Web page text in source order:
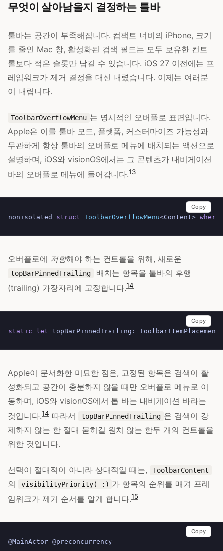
무엇이 살아남을지 결정하는 툴바
툴바는 공간이 부족해집니다. 컴팩트 너비의 iPhone, 크기
를 줄인 Mac 창, 활성화된 검색 필드는 모두 보유한 컨트
롤보다 적은 슬롯만 남길 수 있습니다. iOS 27 이전에는 프
레임워크가 제거 결정을 대신 내렸습니다. 이제는 여러분
이 내립니다.
ToolbarOverflowMenu 는 명시적인 오버플로 표면입니다.
Apple은 이를 툴바 모드, 플랫폼, 커스터마이즈 가능성과
무관하게 항상 툴바의 오버플로 메뉴에 배치되는 액션으로
설명하며, iOS와 visionOS에서는 그 콘텐츠가 내비게이션
바의 오버플로 메뉴에 들어갑니다.13
nonisolated struct ToolbarOverflowMenu<Content> where
Copy
오버플로에 저항해야 하는 컨트롤을 위해, 새로운
topBarPinnedTrailing
배치는 항목을 툴바의 후행
(trailing) 가장자리에 고정합니다.14
static let topBarPinnedTrailing : ToolbarItemPlacement
Copy
Apple이 문서화한 미묘한 점은, 고정된 항목은 검색이 활
성화되고 공간이 충분하지 않을 때만 오버플로 메뉴로 이
동하며, iOS와 visionOS에서 톱 바는 내비게이션 바라는
것입니다.14 따라서 topBarPinnedTrailing 은 검색이 강
제하지 않는 한 절대 묻히길 원치 않는 한두 개의 컨트롤을
위한 것입니다.
선택이 절대적이 아니라 상대적일 때는, ToolbarContent
의 visibilityPriority(_:) 가 항목의 순위를 매겨 프레
임워크가 제거 순서를 알게 합니다.15
@MainActor @preconcurrency
Copy